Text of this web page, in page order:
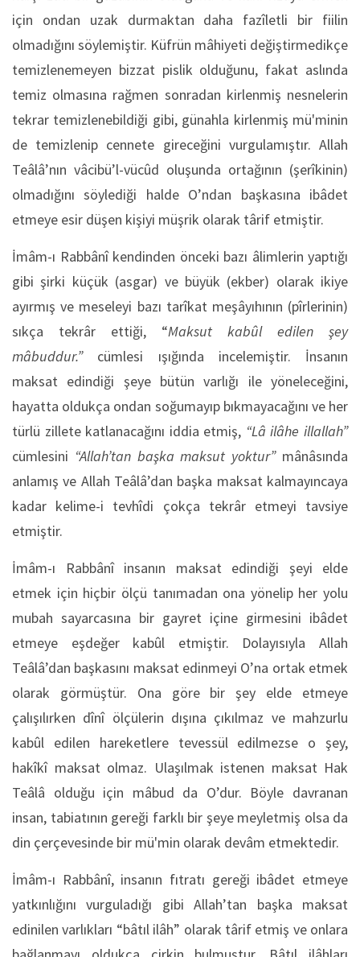
için ondan uzak durmaktan daha fazîletli bir fiilin
olmadığını söylemiştir. Küfrün mâhiyeti değiştirmedikçe
temizlenemeyen bizzat pislik olduğunu, fakat aslında
temiz olmasına rağmen sonradan kirlenmiş nesnelerin
tekrar temizlenebildiği gibi, günahla kirlenmiş mü'minin
de temizlenip cennete gireceğini vurgulamıştır. Allah
Teâlâ’nın vâcibü’l-vücûd oluşunda ortağının (şerîkinin)
olmadığını söylediği halde O’ndan başkasına ibâdet
etmeye esir düşen kişiyi müşrik olarak târif etmiştir.
İmâm-ı Rabbânî kendinden önceki bazı âlimlerin yaptığı
gibi şirki küçük (asgar) ve büyük (ekber) olarak ikiye
ayırmış ve meseleyi bazı tarîkat meşâyıhının (pîrlerinin)
sıkça tekrâr ettiği, “Maksut kabûl edilen şey
mâbuddur.” cümlesi ışığında incelemiştir. İnsanın
maksat edindiği şeye bütün varlığı ile yöneleceğini,
hayatta oldukça ondan soğumayıp bıkmayacağını ve her
türlü zillete katlanacağını iddia etmiş, “Lâ ilâhe illallah”
cümlesini “Allah’tan başka maksut yoktur”mânâsında
anlamış ve Allah Teâlâ’dan başka maksat kalmayıncaya
kadar kelime-i tevhîdi çokça tekrâr etmeyi tavsiye
etmiştir.
İmâm-ı Rabbânî insanın maksat edindiği şeyi elde
etmek için hiçbir ölçü tanımadan ona yönelip her yolu
mubah sayarcasına bir gayret içine girmesini ibâdet
etmeye eşdeğer kabûl etmiştir. Dolayısıyla Allah
Teâlâ’dan başkasını maksat edinmeyi O’na ortak etmek
olarak görmüştür. Ona göre bir şey elde etmeye
çalışılırken dînî ölçülerin dışına çıkılmaz ve mahzurlu
kabûl edilen hareketlere tevessül edilmezse o şey,
hakîkî maksat olmaz. Ulaşılmak istenen maksat Hak
Teâlâ olduğu için mâbud da O’dur. Böyle davranan
insan, tabiatının gereği farklı bir şeye meyletmiş olsa da
din çerçevesinde bir mü'min olarak devâm etmektedir.
İmâm-ı Rabbânî, insanın fıtratı gereği ibâdet etmeye
yatkınlığını vurguladığı gibi Allah’tan başka maksat
edinilen varlıkları “bâtıl ilâh” olarak târif etmiş ve onlara